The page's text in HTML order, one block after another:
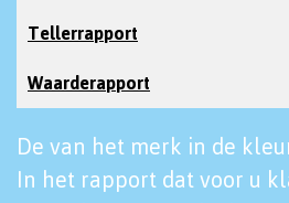
Tellerrapport
Waarderapport
De van het merk in de
In het rapport dat voor u